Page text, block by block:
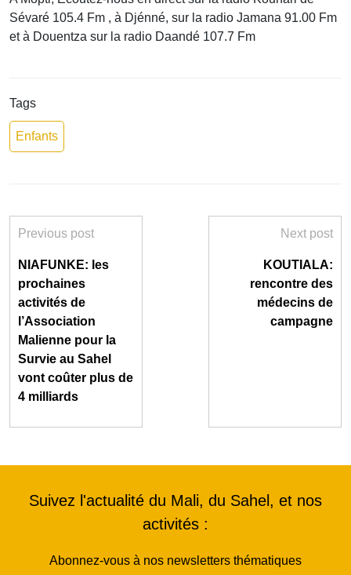
Sévaré 105.4 Fm , à Djénné, sur la radio Jamana 91.00 Fm
et à Douentza sur la radio Daandé 107.7 Fm
Tags
Enfants
Previous post
NIAFUNKE: les
prochaines
activités de
l’Association
Malienne pour la
Survie au Sahel
vont coûter plus de
4 milliards
Next post
KOUTIALA:
rencontre des
médecins de
campagne
Suivez l'actualité du Mali, du Sahel, et nos
activités :
Abonnez-vous à nos newsletters thématiques